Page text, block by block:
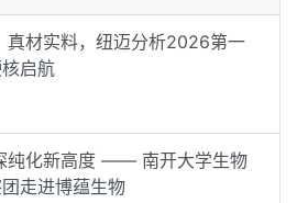
真材实料，纽迈分析2026第一
启航
纯化新高度 —— 南开大学生物
走进博蕴生物